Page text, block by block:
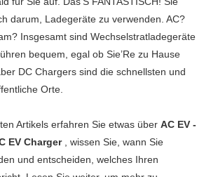
darum, Ladegeräte zu verwenden. AC?
Insgesamt sind Wechselstratladegeräte
bequem, egal ob Sie’Re zu Hause
DC Chargers sind die schnellsten und
Orte.
Artikels erfahren Sie etwas über AC EV -
EV Charger
, wissen Sie, wann Sie
und entscheiden, welches Ihren